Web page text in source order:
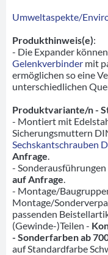
Umweltaspekte/
Produkthinweis(e):
- Die Expander
Gelenkverbinder mit
ermöglichen so eine
unterschiedlichen
Produktvariante/n -
- Montiert mit
Sicherungsmuttern
Sechskantschrauben
Anfrage
-
auf Anfrage
- Montage/
Montage/
passenden
(Gewinde-)Teilen -
- Sonderfarben ab
auf Standardfarbe